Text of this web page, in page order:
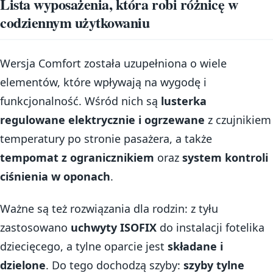
codziennym użytkowaniu
Wersja Comfort została uzupełniona o wiele
elementów, które wpływają na wygodę i
funkcjonalność. Wśród nich są lusterka
regulowane elektrycznie i ogrzewane z czujnikiem
temperatury po stronie pasażera, a także
tempomat z ogranicznikiem oraz system kontroli
ciśnienia w oponach.
Ważne są też rozwiązania dla rodzin: z tyłu
zastosowano uchwyty ISOFIX do instalacji fotelika
dziecięcego, a tylne oparcie jest składane i
dzielone. Do tego dochodzą szyby: szyby tylne